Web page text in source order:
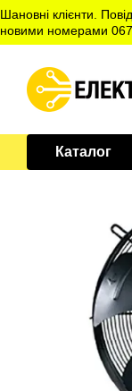
Перейти до
Шановні клієнти.
новими номерами
Каталог